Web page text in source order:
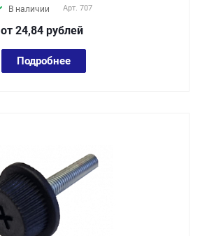
В наличии Арт. 707
от 24,84 рублей
Подробнее